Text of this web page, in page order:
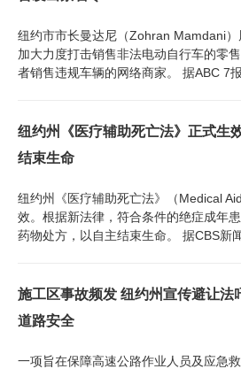
纽约市市长曼达尼（Zohran Mamdani
加大力度打击销售非法电动自行车的零
者销售违规车辆的网络商家。 据ABC 7
纽约州《医疗辅助死亡法》正式生
结束生命
纽约州《医疗辅助死亡法》（Medical
效。根据新法律，符合条件的绝症成年
药物处方，以自主结束生命。 据CBS新
施工区事故频发 纽约州宣传避让法
道路安全
一项旨在保障高速公路作业人员及应急